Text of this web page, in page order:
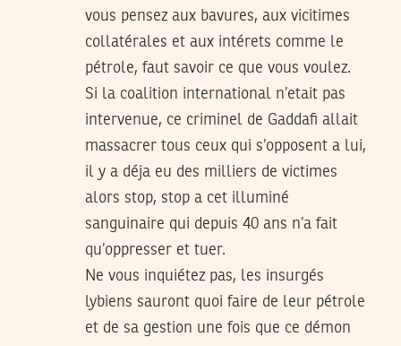
vous pensez aux bavures, aux vicitimes
collatérales et aux intérets comme le
pétrole, faut savoir ce que vous voulez.
Si la coalition international n’etait pas
intervenue, ce criminel de Gaddafi allait
massacrer tous ceux qui s’opposent a lui,
il y a déja eu des milliers de victimes
alors stop, stop a cet illuminé
sanguinaire qui depuis 40 ans n’a fait
qu’oppresser et tuer.
Ne vous inquiétez pas, les insurgés
lybiens sauront quoi faire de leur pétrole
et de sa gestion une fois que ce démon